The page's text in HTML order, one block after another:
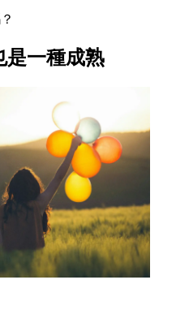
是一種成熟